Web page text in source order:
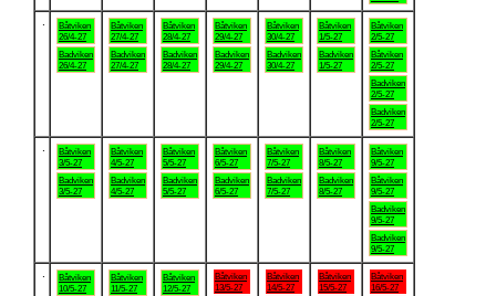
Båtviken
26/4-27
Badviken
26/4-27
Båtviken
27/4-27
Badviken
27/4-27
Båtviken
28/4-27
Badviken
28/4-27
Båtviken
29/4-27
Badviken
29/4-27
Båtviken
30/4-27
Badviken
30/4-27
Båtviken
1/5-27
Badviken
1/5-27
Båtviken
2/5-27
Båtviken
2/5-27
Badviken
2/5-27
Badviken
2/5-27
Båtviken
3/5-27
Badviken
3/5-27
Båtviken
4/5-27
Badviken
4/5-27
Båtviken
5/5-27
Badviken
5/5-27
Båtviken
6/5-27
Badviken
6/5-27
Båtviken
7/5-27
Badviken
7/5-27
Båtviken
8/5-27
Badviken
8/5-27
Båtviken
9/5-27
Båtviken
9/5-27
Badviken
9/5-27
Badviken
9/5-27
Båtviken
10/5-27
Båtviken
11/5-27
Båtviken
12/5-27
Båtviken
13/5-27
Båtviken
14/5-27
Båtviken
15/5-27
Båtviken
16/5-27